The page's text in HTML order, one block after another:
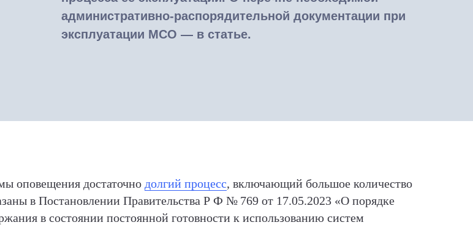
административно-распорядительной документации при
эксплуатации МСО — в статье.
оповещения достаточно долгий процесс, включающий большое количество
в Постановлении Правительства Р Ф № 769 от 17.05.2023 «О порядке
в состоянии постоянной готовности к использованию систем